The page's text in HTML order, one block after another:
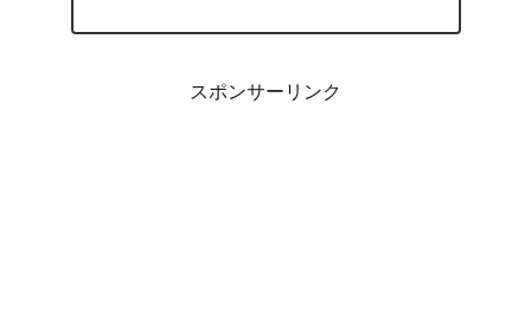
スポンサーリンク